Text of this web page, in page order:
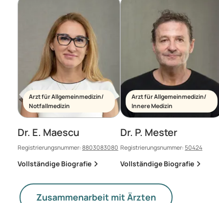
Arzt für Allgemeinmedizin/
Notfallmedizin
Dr. E. Maescu
Registrierungsnummer:8803083080
Vollständige Biografie
Arzt für Allgemeinmedizin/
Innere Medizin
Dr. P. Mester
Registrierungsnummer:50424
Vollständige Biografie
Zusammenarbeit mit Ärzten